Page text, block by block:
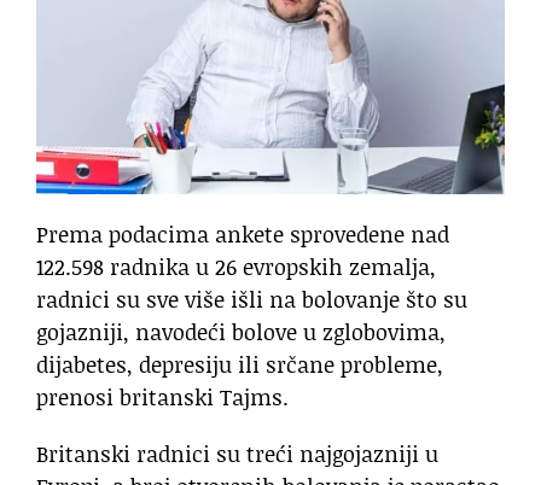
Prema podacima ankete sprovedene nad
122.598 radnika u 26 evropskih zemalja,
radnici su sve više išli na bolovanje što su
gojazniji, navodeći bolove u zglobovima,
dijabetes, depresiju ili srčane probleme,
prenosi britanski Tajms.
Britanski radnici su treći najgojazniji u